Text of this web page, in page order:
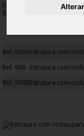
home /
forno
Ref. 990AEstrutura com
Ref. 990 Estrutura com
Ref. 990BEstrutura com